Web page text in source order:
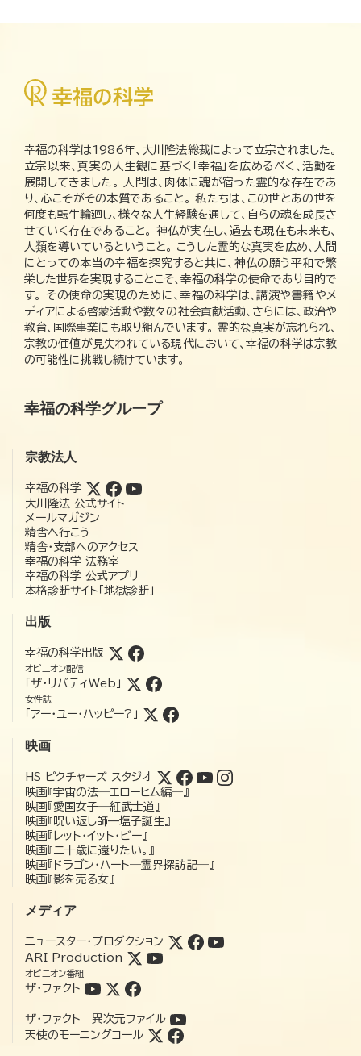
幸福の科学は1986年、大川隆法総裁によって立宗されました。
立宗以来、真実の人生観に基づく「幸福」を広めるべく、活動を
展開してきました。 人間は、肉体に魂が宿った霊的な存在であ
り、心こそがその本質であること。 私たちは、この世とあの世を
何度も転生輪廻し、様々な人生経験を通して、自らの魂を成長さ
せていく存在であること。 神仏が実在し、過去も現在も未来も、
人類を導いているということ。 こうした霊的な真実を広め、人間
にとっての本当の幸福を探究すると共に、神仏の願う平和で繁
栄した世界を実現することこそ、幸福の科学の使命であり目的で
す。 その使命の実現のために、幸福の科学は、講演や書籍やメ
ディアによる啓蒙活動や数々の社会貢献活動、さらには、政治や
教育、国際事業にも取り組んでいます。 霊的な真実が忘れられ、
宗教の価値が見失われている現代において、幸福の科学は宗教
の可能性に挑戦し続けています。
幸福の科学グループ
宗教法人
幸福の科学
大川隆法 公式サイト
メールマガジン
精舎へ行こう
精舎・支部へのアクセス
幸福の科学 法務室
幸福の科学 公式アプリ
本格診断サイト「地獄診断」
出版
幸福の科学出版
オピニオン配信
「ザ・リバティWeb」
女性誌
「アー・ユー・ハッピー?」
映画
HS ピクチャーズ スタジオ
映画『宇宙の法―エローヒム編―』
映画『愛国女子―紅武士道』
映画『呪い返し師—塩子誕生』
映画『レット・イット・ビー』
映画『二十歳に還りたい。』
映画『ドラゴン・ハート―霊界探訪記―』
映画『影を売る女』
メディア
ニュースター・プロダクション
ARI Production
オピニオン番組
ザ・ファクト
ザ・ファクト 異次元ファイル
天使のモーニングコール